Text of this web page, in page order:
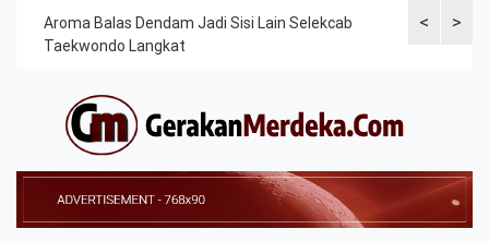
<
Aroma Balas Dendam Jadi Sisi Lain Selekcab
Taekwondo Langkat
>